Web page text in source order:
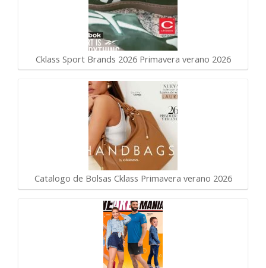
Cklass Sport Brands 2026 Primavera verano 2026
Catalogo de Bolsas Cklass Primavera verano 2026